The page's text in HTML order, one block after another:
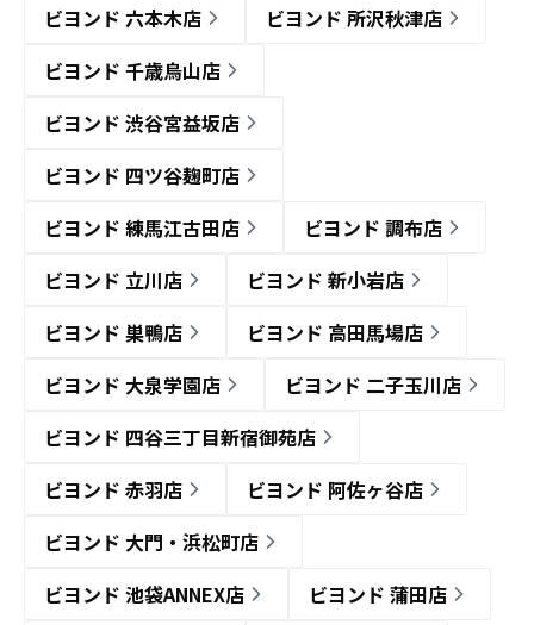
ビヨンド 六本木店
ビヨンド 所沢秋津店
ビヨンド 千歳烏山店
ビヨンド 渋谷宮益坂店
ビヨンド 四ツ谷麹町店
ビヨンド 練馬江古田店
ビヨンド 調布店
ビヨンド 立川店
ビヨンド 新小岩店
ビヨンド 巣鴨店
ビヨンド 高田馬場店
ビヨンド 大泉学園店
ビヨンド 二子玉川店
ビヨンド 四谷三丁目新宿御苑店
ビヨンド 赤羽店
ビヨンド 阿佐ヶ谷店
ビヨンド 大門・浜松町店
ビヨンド 池袋ANNEX店
ビヨンド 蒲田店